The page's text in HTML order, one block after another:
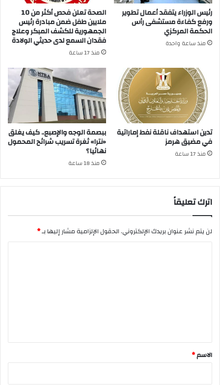
رئيس الوزراء يتفقد أعمال تطوير
ورفع كفاءة مستشفى رأس
الحكمة المركزي
منذ ساعة واحدة
الصحة تعلن فحص أكثر من 10
ملايين طفل ضمن مبادرة رئيس
الجمهورية للكشف المبكر وعلاج
فقدان السمع لدى حديثي الولادة
منذ 17 ساعة
تدين استهداف ناقلة نفط إماراتية
في مضيق هرمز
منذ 17 ساعة
ببصمة الوجه والإصبع.. كيف يغلق
«نترا» ثغرة تسريب شرائح المحمول
نهائيا؟
منذ 18 ساعة
اترك تعليقاً
لن يتم نشر عنوان بريدك الإلكتروني.الحقول الإلزامية مشار إليها بـ*
*
الاسم*